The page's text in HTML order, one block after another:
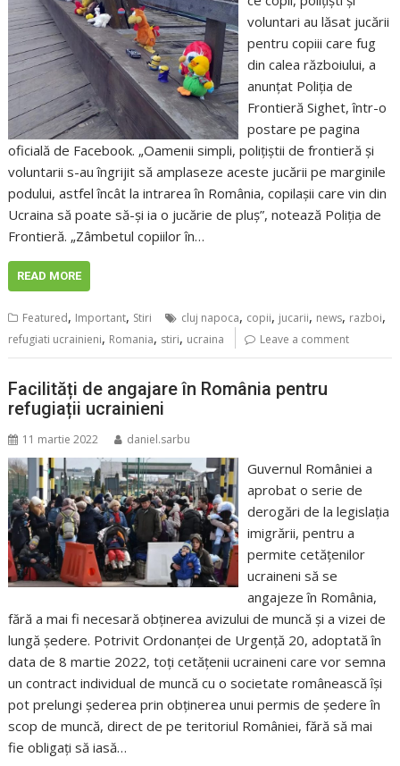
voluntari au lăsat jucării
pentru copiii care fug
din calea războiului, a
anunțat Poliția de
Frontieră Sighet, într-o
postare pe pagina
oficială de Facebook. „Oamenii simpli, poliţiştii de frontieră şi
voluntarii s-au îngrijit să amplaseze aceste jucării pe marginile
podului, astfel încât la intrarea în România, copilaşii care vin din
Ucraina să poate să-şi ia o jucărie de pluş”, notează Poliția de
Frontieră. „Zâmbetul copiilor în…
READ MORE
Featured, Important, Stiri cluj napoca, copii, jucarii, news, razboi,
refugiati ucrainieni, Romania, stiri, ucraina Leave a comment
Facilități de angajare în România pentru
refugiații ucrainieni
11 martie 2022 daniel.sarbu
Guvernul României a
aprobat o serie de
derogări de la legislaţia
imigrării, pentru a
permite cetăţenilor
ucraineni să se
angajeze în România,
fără a mai fi necesară obţinerea avizului de muncă şi a vizei de
lungă şedere. Potrivit Ordonanţei de Urgenţă 20, adoptată în
data de 8 martie 2022, toţi cetăţenii ucraineni care vor semna
un contract individual de muncă cu o societate românească îşi
pot prelungi şederea prin obţinerea unui permis de şedere în
scop de muncă, direct de pe teritoriul României, fără să mai
fie obligaţi să iasă…